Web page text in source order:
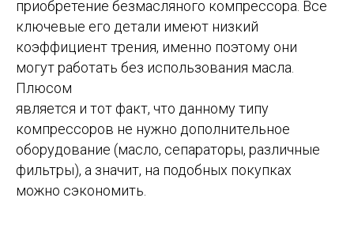
приобретение безмасляного компрессора. Все
ключевые его детали имеют низкий
коэффициент трения, именно поэтому они
могут работать без использования масла.
Плюсом
является и тот факт, что данному типу
компрессоров не нужно дополнительное
оборудование (масло, сепараторы, различные
фильтры), а значит, на подобных покупках
можно сэкономить.